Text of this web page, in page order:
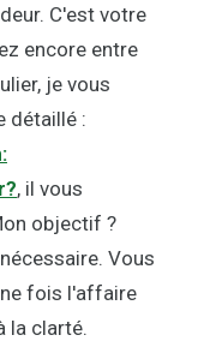
C'est votre
encore entre
je vous
détaillé :
, il vous
objectif ?
Vous
fois l'affaire
la clarté.